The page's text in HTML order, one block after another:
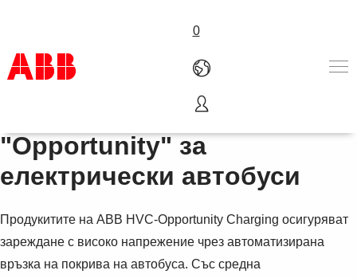
0
Products & Solutions
Industries
Services
About us
Contact us
Careers
"Opportunity" за
електрически автобуси
Продукитите на ABB HVC-Opportunity Charging осигуряват
зареждане с високо напрежение чрез автоматизирана
връзка на покрива на автобуса. Със средна